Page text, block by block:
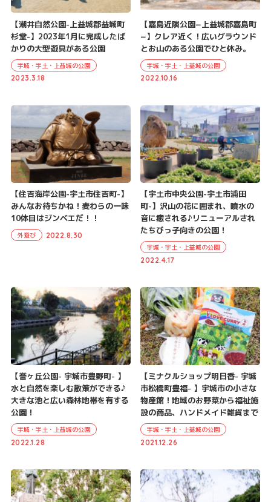
【潮井自然公園-上益城郡益城町
杉堂-】2023年1月に完成したば
かりの大型遊具がある公園
宇城・宇土・上益城の公園
2023.3.18
【嘉島近隣公園−上益城郡嘉島町
−】クレア近く！広いグラウンド
とお山のある公園でひと休み。
宇城・宇土・上益城の公園
2022.10.16
【住吉海岸公園-宇土市住吉町-】
みんなお待ちかね！麦わらの一味
10体目はジンベエだ！！
外遊び 2022.8.30
【宇土市中央公園-宇土市浦田
町-】沢山の花に囲まれ、噴水の
音に癒される♪リニューアルされ
たちびっ子向きの公園！
宇城・宇土・上益城の公園
2022.4.17
【誉ヶ丘公園- 宇城市豊野町- 】
水と自然を楽しむ散策ができる♪
大きな池と広い森林地帯を有する
公園！
宇城・宇土・上益城の公園
2022.1.28
【ミナクルショップ明日香- 宇城
市松橋町豊福- 】宇城市の小さな
物産館！地域のお野菜から福祉施
設の商品、ハンドメイド雑貨まで
宇城・宇土・上益城の公園
2021.12.26